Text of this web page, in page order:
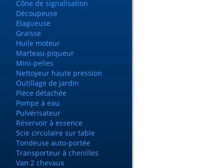
Cône de signalisation
Découpeuse
Elagueuse
Graisse
Huile moteur
Marteau-piqueur
Mini-pelles
Nettoyeur haute pression
Outillage de jardin
Pièce détachée
Pompe à eau
Pulvérisateur
Réservoir à essence
Scie circulaire sur table
Tondeuse auto-portée
Transporteur à chenilles
Van 2 chevaux